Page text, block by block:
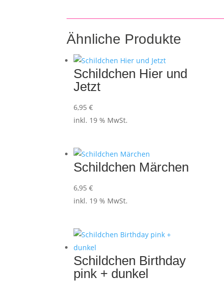
Ähnliche Produkte
Schildchen Hier und
Jetzt
6,95€
inkl. 19 % MwSt.
Schildchen Märchen
6,95€
inkl. 19 % MwSt.
Schildchen Birthday
pink + dunkel